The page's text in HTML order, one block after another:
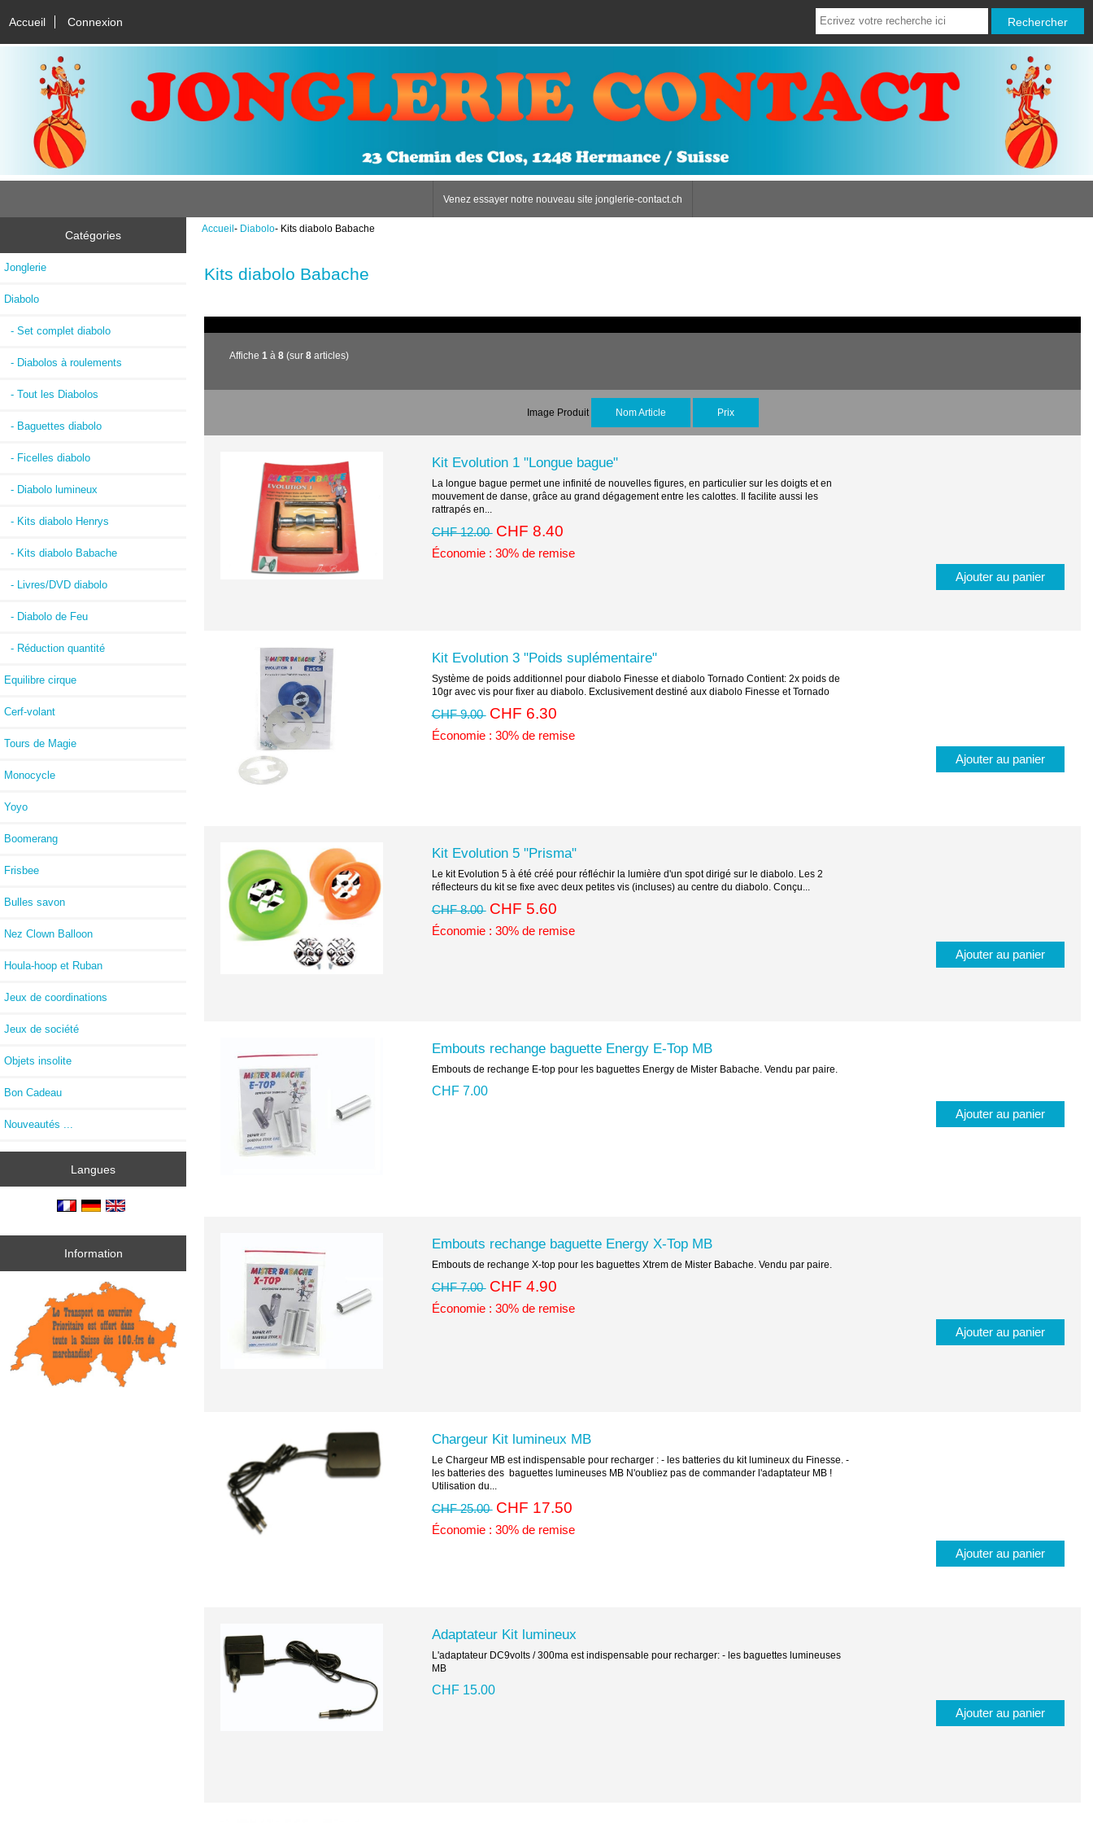
Accueil Connexion
Venez essayer notre nouveau site jonglerie-contact.ch
Catégories
Jonglerie
Diabolo
- Set complet diabolo
- Diabolos à roulements
- Tout les Diabolos
- Baguettes diabolo
- Ficelles diabolo
- Diabolo lumineux
- Kits diabolo Henrys
- Kits diabolo Babache
- Livres/DVD diabolo
- Diabolo de Feu
- Réduction quantité
Equilibre cirque
Cerf-volant
Tours de Magie
Monocycle
Yoyo
Boomerang
Frisbee
Bulles savon
Nez Clown Balloon
Houla-hoop et Ruban
Jeux de coordinations
Jeux de société
Objets insolite
Bon Cadeau
Nouveautés ...
Langues
Information
Accueil- Diabolo- Kits diabolo Babache
Kits diabolo Babache
Affiche 1 à 8(sur 8articles)
Image Produit Nom Article Prix
Kit Evolution 1 "Longue bague"
La longue bague permet une infinité de nouvelles figures, en particulier sur les doigts et en
mouvement de danse, grâce au grand dégagement entre les calottes. Il facilite aussi les
rattrapés en...
CHF 12.00 CHF 8.40
Économie : 30% de remise
Ajouter au panier
Kit Evolution 3 "Poids suplémentaire"
Système de poids additionnel pour diabolo Finesse et diabolo Tornado Contient: 2x poids de
10gr avec vis pour fixer au diabolo. Exclusivement destiné aux diabolo Finesse et Tornado
CHF 9.00 CHF 6.30
Économie : 30% de remise
Ajouter au panier
Kit Evolution 5 "Prisma"
Le kit Evolution 5 à été créé pour réfléchir la lumière d'un spot dirigé sur le diabolo. Les 2
réflecteurs du kit se fixe avec deux petites vis (incluses) au centre du diabolo. Conçu...
CHF 8.00 CHF 5.60
Économie : 30% de remise
Ajouter au panier
Embouts rechange baguette Energy E-Top MB
Embouts de rechange E-top pour les baguettes Energy de Mister Babache. Vendu par paire.
CHF 7.00
Ajouter au panier
Embouts rechange baguette Energy X-Top MB
Embouts de rechange X-top pour les baguettes Xtrem de Mister Babache. Vendu par paire.
CHF 7.00 CHF 4.90
Économie : 30% de remise
Ajouter au panier
Chargeur Kit lumineux MB
Le Chargeur MB est indispensable pour recharger : - les batteries du kit lumineux du Finesse. -
les batteries des baguettes lumineuses MB N'oubliez pas de commander l'adaptateur MB !
Utilisation du...
CHF 25.00 CHF 17.50
Économie : 30% de remise
Ajouter au panier
Adaptateur Kit lumineux
L'adaptateur DC9volts / 300ma est indispensable pour recharger: - les baguettes lumineuses
MB
CHF 15.00
Ajouter au panier